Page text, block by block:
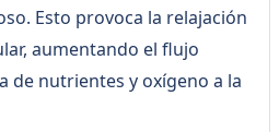
Esto provoca la relajación
aumentando el flujo
de nutrientes y oxígeno a la